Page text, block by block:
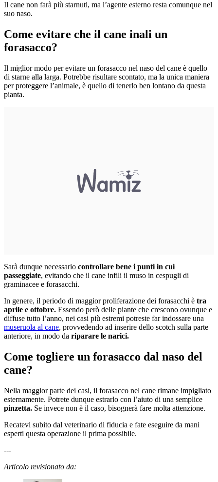
Il cane non farà più starnuti, ma l’agente esterno resta comunque nel
suo naso.
Come evitare che il cane inali un
forasacco?
Il miglior modo per evitare un forasacco nel naso del cane è quello
di starne alla larga. Potrebbe risultare scontato, ma la unica maniera
per proteggere l’animale, è quello di tenerlo ben lontano da questa
pianta.
Sarà dunque necessario controllare bene i punti in cui
passeggiate, evitando che il cane infili il muso in cespugli di
graminacee e forasacchi.
In genere, il periodo di maggior proliferazione dei forasacchi è tra
aprile e ottobre. Essendo però delle piante che crescono ovunque e
diffuse tutto l’anno, nei casi più estremi potreste far indossare una
museruola al cane, provvedendo ad inserire dello scotch sulla parte
anteriore, in modo da riparare le narici.
Come togliere un forasacco dal naso del
cane?
Nella maggior parte dei casi, il forasacco nel cane rimane impigliato
esternamente. Potrete dunque estrarlo con l’aiuto di una semplice
pinzetta. Se invece non è il caso, bisognerà fare molta attenzione.
Recatevi subito dal veterinario di fiducia e fate eseguire da mani
esperti questa operazione il prima possibile.
---
Articolo revisionato da: